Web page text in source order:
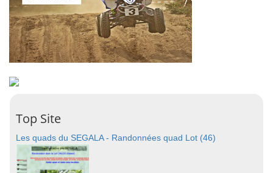
Top Site
Les quads du SEGALA - Randonnées quad Lot (46)